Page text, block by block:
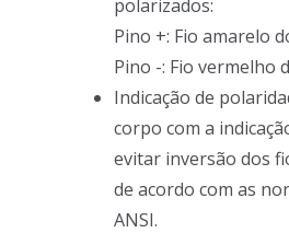
polarizados:
Pino +: Fio amarelo
Pino -: Fio vermelho
Indicação de
corpo com a
evitar inversão dos
de acordo com as
ANSI.